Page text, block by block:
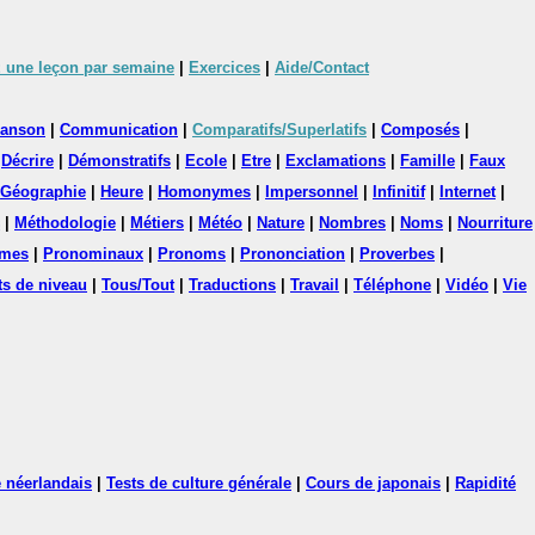
une leçon par semaine Exercices Aide/Contact
Communication Comparatifs/Superlatifs Composés
Décrire Démonstratifs Ecole Etre Exclamations Famille
Faux
Géographie Heure Homonymes Impersonnel Infinitif| Internet|
Méthodologie Métiers Météo Nature Nombres Noms
Nourriture
Pronominaux Pronoms Prononciation Proverbes
de niveau Tous/Tout| Traductions Travail Téléphone Vidéo
Vie
néerlandais Tests de culture générale Cours de japonais
Rapidité